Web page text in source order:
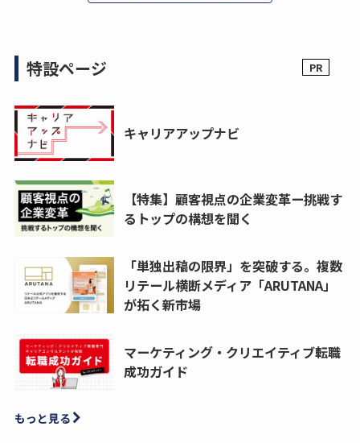
特設ページ
キャリアアップナビ
【特集】顧客視点の企業変革ー挑戦す
るトップの構想を聞く
「単独出稿の限界」を突破する。複数
リテール横断メディア「ARUTANA」
が拓く新市場
マーケティング・クリエイティブ転職
成功ガイド
もっと見る